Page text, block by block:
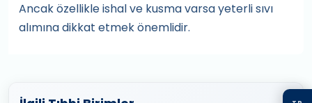
Ancak özellikle ishal ve kusma varsa yeterli sıvı
alımına dikkat etmek önemlidir.